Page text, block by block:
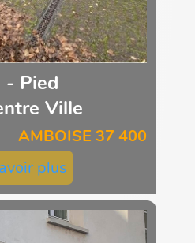
- Pied
Ville
AMBOISE 37 400
plus